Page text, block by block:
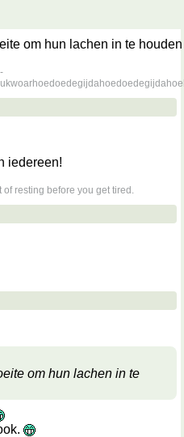
om hun lachen in te
iedereen!
resting before you get tired.
om hun lachen in te